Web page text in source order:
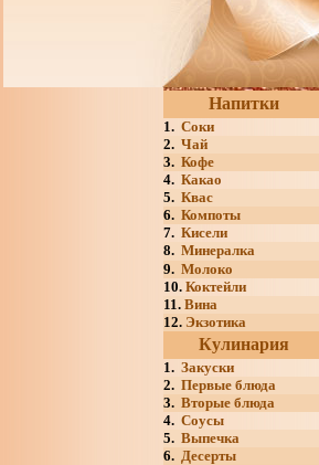
Напитки
1. Соки
2. Чай
3. Кофе
4. Какао
5. Квас
6. Компоты
7. Кисели
8. Минералка
9. Молоко
10. Коктейли
11. Вина
12. Экзотика
Кулинария
1. Закуски
2. Первые блюда
3. Вторые блюда
4. Соусы
5. Выпечка
6. Десерты